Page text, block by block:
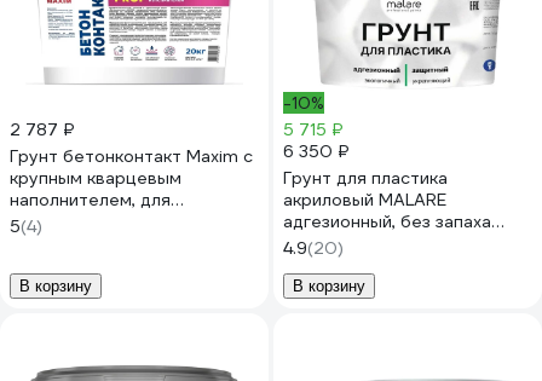
2 787 ₽
Грунт бетонконтакт Maxim с
крупным кварцевым
наполнителем, для
внутренних и наружных
работ, 20 кг 11612306
5(4)
В корзину
-10%
5 715 ₽
6 350 ₽
Грунт для пластика
акриловый MALARE
адгезионный, без запаха
быстросохнущий,
полупрозрачная, 10 кг
4620262400330
4.9(20)
В корзину